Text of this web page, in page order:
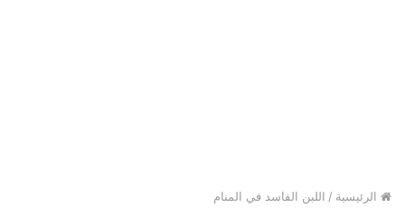
الرئيسية / اللبن الفاسد في المنام